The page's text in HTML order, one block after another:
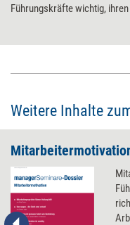
Führungskräfte wichtig,
Weitere Inhalte